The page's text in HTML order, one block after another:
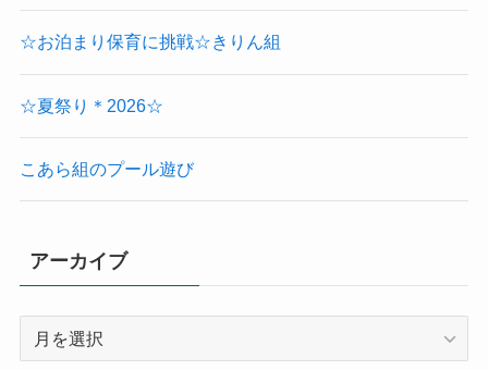
☆お泊まり保育に挑戦☆きりん組
☆夏祭り＊2026☆
こあら組のプール遊び
アーカイブ